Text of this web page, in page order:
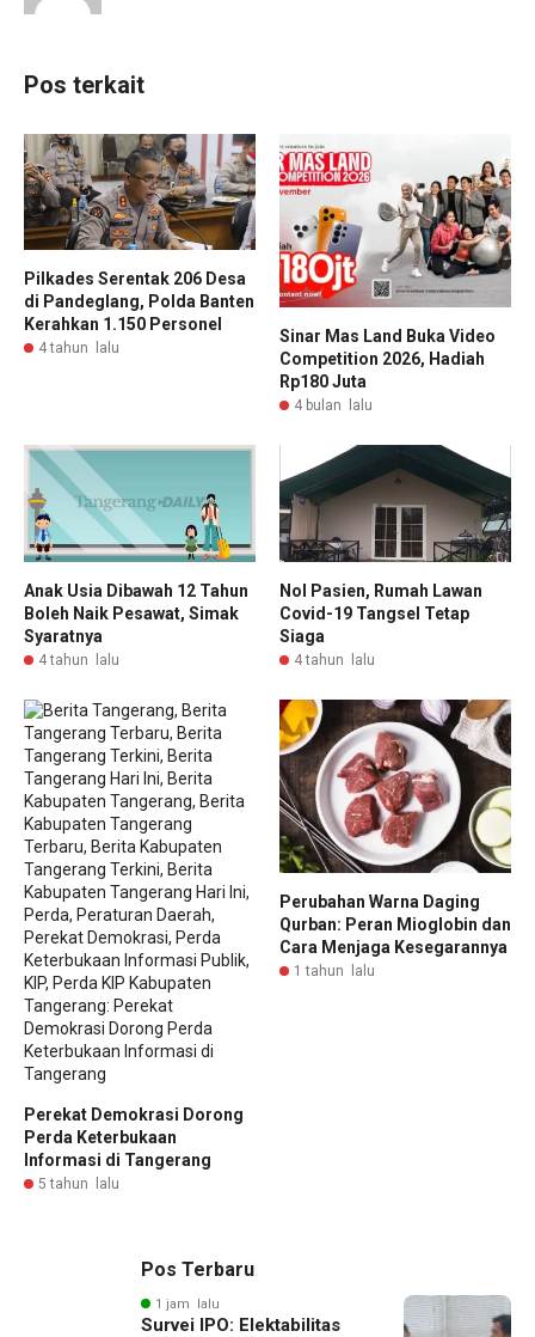
Pos terkait
Pilkades Serentak 206 Desa
di Pandeglang, Polda Banten
Kerahkan 1.150 Personel
4 tahun lalu
Sinar Mas Land Buka Video
Competition 2026, Hadiah
Rp180 Juta
4 bulan lalu
Anak Usia Dibawah 12 Tahun
Boleh Naik Pesawat, Simak
Syaratnya
4 tahun lalu
Nol Pasien, Rumah Lawan
Covid-19 Tangsel Tetap
Siaga
4 tahun lalu
Perekat Demokrasi Dorong
Perda Keterbukaan
Informasi di Tangerang
5 tahun lalu
Perubahan Warna Daging
Qurban: Peran Mioglobin dan
Cara Menjaga Kesegarannya
1 tahun lalu
Pos Terbaru
1 jam lalu
Survei IPO: Elektabilitas